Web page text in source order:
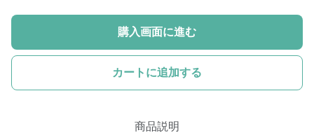
購入画面に進む
カートに追加する
商品説明